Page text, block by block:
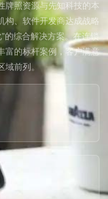
牌照资源与先知科技的本
构、软件开发商达成战略
的综合解决方案。在连锁
富的标杆案例，客户满意
前列。